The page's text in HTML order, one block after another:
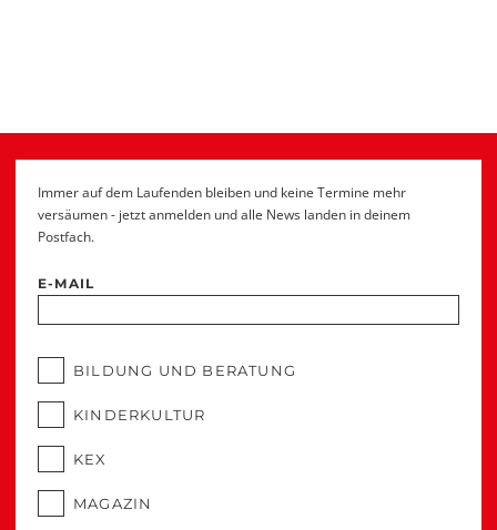
Immer auf dem Laufenden bleiben und keine Termine mehr
versäumen - jetzt anmelden und alle News landen in deinem
Postfach.
E-MAIL
BILDUNG UND BERATUNG
KINDERKULTUR
KEX
MAGAZIN